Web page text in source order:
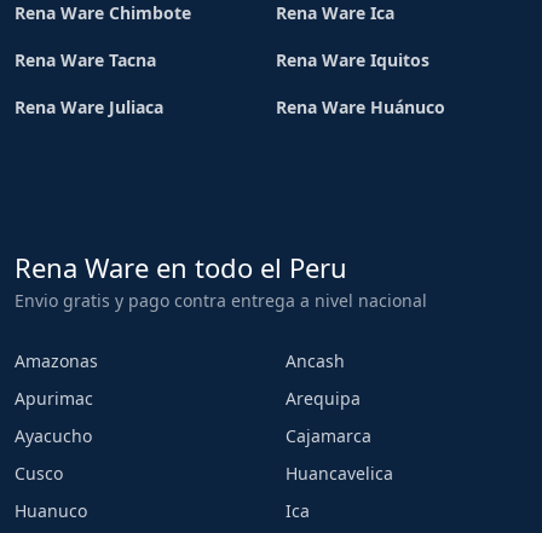
Rena Ware Chimbote Rena Ware Ica
Rena Ware Tacna Rena Ware Iquitos
Rena Ware Juliaca Rena Ware Huánuco
Rena Ware en todo el Peru
Envio gratis y pago contra entrega a nivel nacional
Amazonas
Ancash
Apurimac
Arequipa
Ayacucho
Cajamarca
Cusco
Huancavelica
Huanuco
Ica